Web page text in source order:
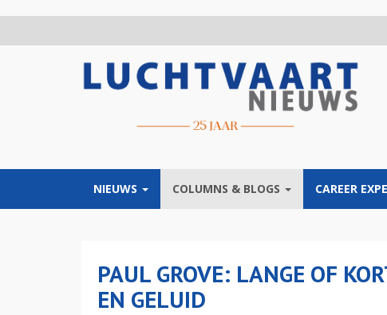
NIEUWS COLUMNS & BLOGS CAREER
PAUL GROVE: LANGE OF
EN GELUID